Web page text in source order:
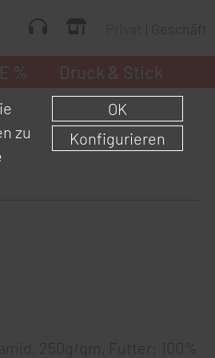
Geschäft
250g/qm, Futter: 100%
zu
OK
Konfigurieren